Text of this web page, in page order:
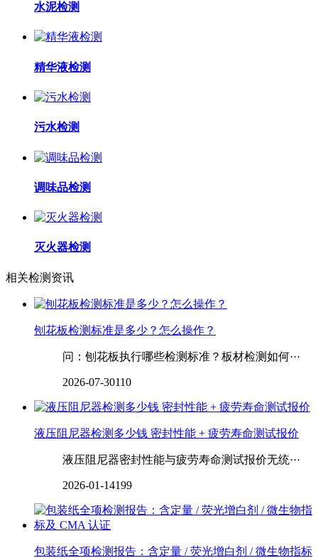
水泥检测
精华液检测
污水检测
调味品检测
灭火器检测
相关检测资讯
‌‌‌‌‌‌刨花板检测标准是多少？怎么操作？
问：刨花板执行哪些检测标准？板材检测如何···
2026-07-30110
液压阻尼器检测多少钱 密封性能 + 疲劳寿命测试报价
液压阻尼器密封性能与疲劳寿命测试报价无统···
2026-01-14199
包装纸全项检测报告：含定量 / 荧光增白剂 / 微生物指标